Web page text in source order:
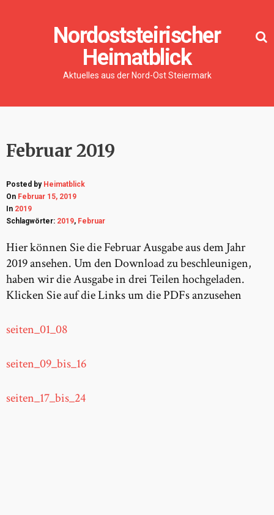
Nordoststeirischer
Heimatblick
Aktuelles aus der Nord-Ost Steiermark
Februar 2019
Posted by Heimatblick
On Februar 15, 2019
In 2019
Schlagwörter: 2019, Februar
Hier können Sie die Februar Ausgabe aus dem Jahr
2019 ansehen. Um den Download zu beschleunigen,
haben wir die Ausgabe in drei Teilen hochgeladen.
Klicken Sie auf die Links um die PDFs anzusehen
seiten_01_08
seiten_09_bis_16
seiten_17_bis_24